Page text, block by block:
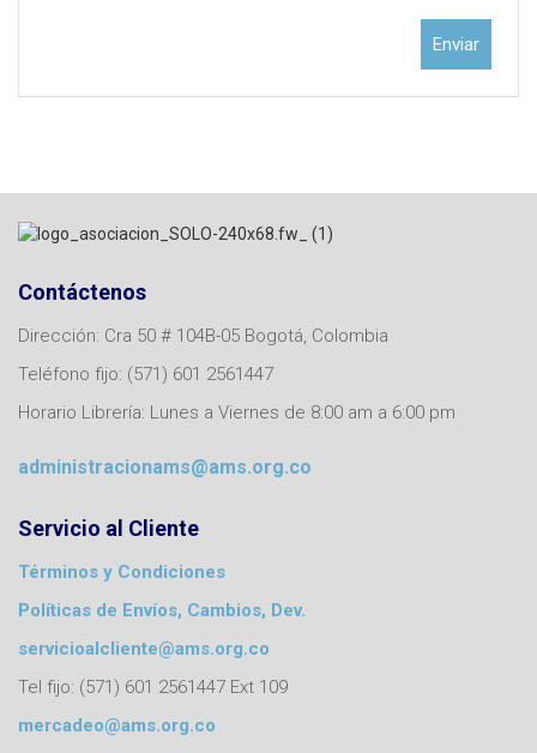
Contáctenos
Dirección: Cra 50 # 104B-05 Bogotá, Colombia
Teléfono fijo: (571) 601 2561447
Horario Librería: Lunes a Viernes de 8:00 am a 6:00 pm
administracionams@ams.org.co
Servicio al Cliente
Términos y Condiciones
Políticas de Envíos, Cambios, Dev.
servicioalcliente@ams.org.co
Tel fijo: (571) 601 2561447 Ext 109
mercadeo@ams.org.co